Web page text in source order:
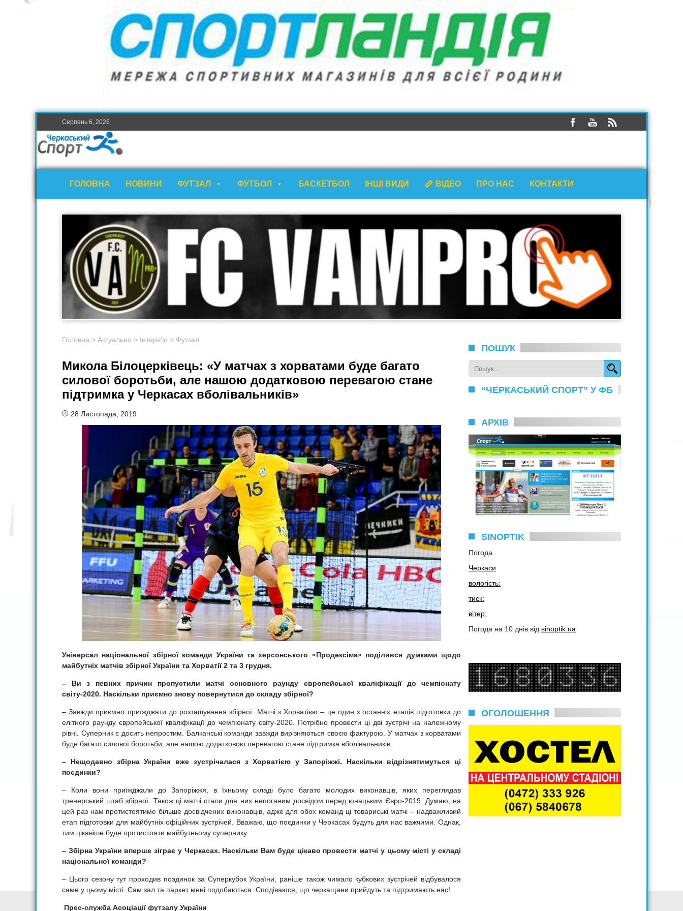
Серпень 6, 2026
ГОЛОВНА НОВИНИ ФУТЗАЛ ФУТБОЛ БАСКЕТБОЛ ІНШІ ВИДИ ВІДЕО ПРО НАС КОНТАКТИ
Головна > Актуально > Інтерв‘ю > Футзал
Микола Білоцерківець: «У матчах з хорватами буде багато
силової боротьби, але нашою додатковою перевагою стане
підтримка у Черкасах вболівальників»
28 Листопада, 2019
Універсал національної збірної команди України та херсонського «Продексіма» поділився думками щодо
майбутніх матчів збірної України та Хорватії 2 та 3 грудня.
– Ви з певних причин пропустили матчі основного раунду європейської кваліфікації до чемпіонату
світу-2020. Наскільки приємно знову повернутися до складу збірної?
– Завжди приємно приїжджати до розташування збірної. Матчі з Хорватією – це один з останніх етапів підготовки до
елітного раунду європейської кваліфікації до чемпіонату світу-2020. Потрібно провести ці дві зустрічі на належному
рівні. Суперник є досить непростим. Балканські команди завжди вирізняються своєю фактурою. У матчах з хорватами
буде багато силової боротьби, але нашою додатковою перевагою стане підтримка вболівальників.
– Нещодавно збірна України вже зустрічалася з Хорватією у Запоріжжі. Наскільки відрізнятимуться ці
поєдинки?
– Коли вони приїжджали до Запоріжжя, в їхньому складі було багато молодих виконавців, яких переглядав
тренерський штаб збірної. Також ці матчі стали для них непоганим досвідом перед юнацьким Євро-2019. Думаю, на
цей раз нам протистоятиме більше досвідчених виконавців, адже для обох команд ці товариські матчі – надважливий
етап підготовки для майбутніх офіційних зустрічей. Вважаю, що поєдинки у Черкасах будуть для нас важчими. Однак,
тим цікавіше буде протистояти майбутньому супернику.
– Збірна України вперше зіграє у Черкасах. Наскільки Вам буде цікаво провести матчі у цьому місті у складі
національної команди?
– Цього сезону тут проходив поэдинок за Суперкубок України, раніше також чимало кубкових зустрічей відбувалося
саме у цьому місті. Сам зал та паркет мені подобаються. Сподіваюся, що черкащани прийдуть та підтримають нас!
Прес-служба Асоціації футзалу України
ПОШУК
“ЧЕРКАСЬКИЙ СПОРТ” У ФБ
АРХІВ
SINOPTIK
Погода
Черкаси
вологість:
тиск:
вітер:
Погода на 10 днів від sinoptik.ua
ОГОЛОШЕННЯ